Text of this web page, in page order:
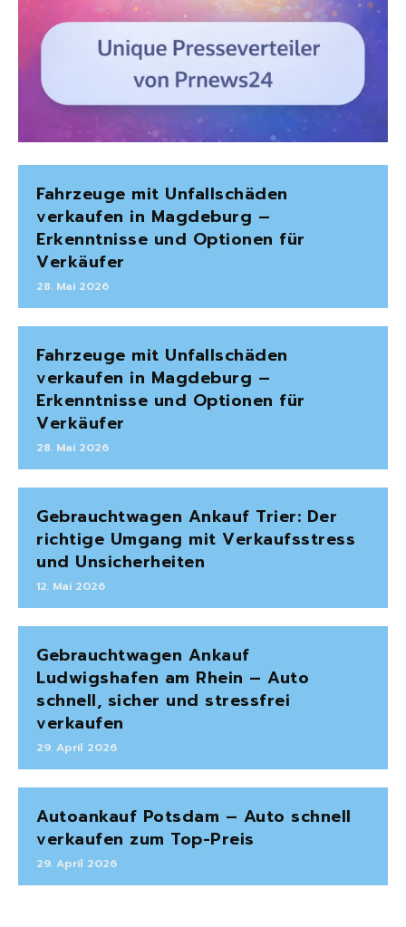
Fahrzeuge mit Unfallschäden
verkaufen in Magdeburg –
Erkenntnisse und Optionen für
Verkäufer
28. Mai 2026
Fahrzeuge mit Unfallschäden
verkaufen in Magdeburg –
Erkenntnisse und Optionen für
Verkäufer
28. Mai 2026
Gebrauchtwagen Ankauf Trier: Der
richtige Umgang mit Verkaufsstress
und Unsicherheiten
12. Mai 2026
Gebrauchtwagen Ankauf
Ludwigshafen am Rhein – Auto
schnell, sicher und stressfrei
verkaufen
29. April 2026
Autoankauf Potsdam – Auto schnell
verkaufen zum Top-Preis
29. April 2026